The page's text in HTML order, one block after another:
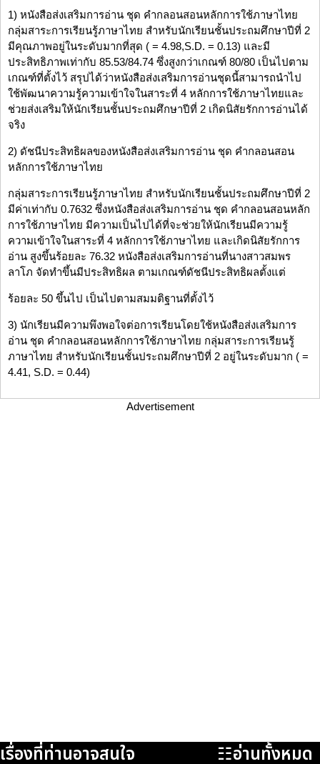
1) หนังสือส่งเสริมการอ่าน ชุด คำกลอนสอนหลักการใช้ภาษาไทย
กลุ่มสาระการเรียนรู้ภาษาไทย สำหรับนักเรียนชั้นประถมศึกษาปีที่ 2
มีคุณภาพอยู่ในระดับมากที่สุด ( = 4.98,S.D. = 0.13) และมี
ประสิทธิภาพเท่ากับ 85.53/84.74 ซึ่งสูงกว่าเกณฑ์ 80/80 เป็นไปตาม
เกณฑ์ที่ตั้งไว้ สรุปได้ว่าหนังสือส่งเสริมการอ่านชุดนี้สามารถนำไป
ใช้พัฒนาความรู้ความเข้าใจในสาระที่ 4 หลักการใช้ภาษาไทยและ
ช่วยส่งเสริมให้นักเรียนชั้นประถมศึกษาปีที่ 2 เกิดนิสัยรักการอ่านได้
จริง
2) ดัชนีประสิทธิผลของหนังสือส่งเสริมการอ่าน ชุด คำกลอนสอน
หลักการใช้ภาษาไทย
กลุ่มสาระการเรียนรู้ภาษาไทย สำหรับนักเรียนชั้นประถมศึกษาปีที่ 2
มีค่าเท่ากับ 0.7632 ซึ่งหนังสือส่งเสริมการอ่าน ชุด คำกลอนสอนหลัก
การใช้ภาษาไทย มีความเป็นไปได้ที่จะช่วยให้นักเรียนมีความรู้
ความเข้าใจในสาระที่ 4 หลักการใช้ภาษาไทย และเกิดนิสัยรักการ
อ่าน สูงขึ้นร้อยละ 76.32 หนังสือส่งเสริมการอ่านที่นางสาวสมพร
ลาโภ จัดทำขึ้นมีประสิทธิผล ตามเกณฑ์ดัชนีประสิทธิผลตั้งแต่
ร้อยละ 50 ขึ้นไป เป็นไปตามสมมติฐานที่ตั้งไว้
3) นักเรียนมีความพึงพอใจต่อการเรียนโดยใช้หนังสือส่งเสริมการ
อ่าน ชุด คำกลอนสอนหลักการใช้ภาษาไทย กลุ่มสาระการเรียนรู้
ภาษาไทย สำหรับนักเรียนชั้นประถมศึกษาปีที่ 2 อยู่ในระดับมาก ( =
4.41, S.D. = 0.44)
Advertisement
เรื่องที่ท่านอาจสนใจ ☷อ่านทั้งหมด